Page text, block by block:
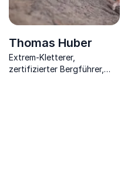
Thomas Huber
Extrem-Kletterer,
zertifizierter Bergführer,